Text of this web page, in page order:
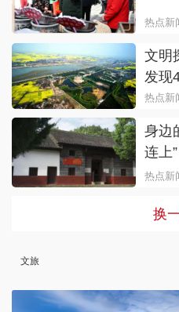
热点新
文明
发现
不止
热点新
身边
连上
访炎
热点新
换
文旅